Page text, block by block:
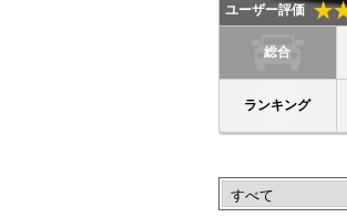
ユーザー評価
総合
ランキング